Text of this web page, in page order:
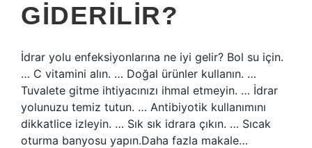
GIDERILIR?
İdrar yolu enfeksiyonlarına ne iyi gelir? Bol su için.
… C vitamini alın. … Doğal ürünler kullanın. …
Tuvalete gitme ihtiyacınızı ihmal etmeyin. … İdrar
yolunuzu temiz tutun. … Antibiyotik kullanımını
dikkatlice izleyin. … Sık sık idrara çıkın. … Sıcak
oturma banyosu yapın.Daha fazla makale…